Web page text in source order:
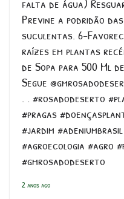
falta de água)
Previne a podridão
suculentas. 6-
raízes em plantas
de Sopa para 500 Ml
Segue
. . #rosadodeserto
#pragas
#jardim
#agroecologia #agro
#gmrosadodeserto
2 anos ago